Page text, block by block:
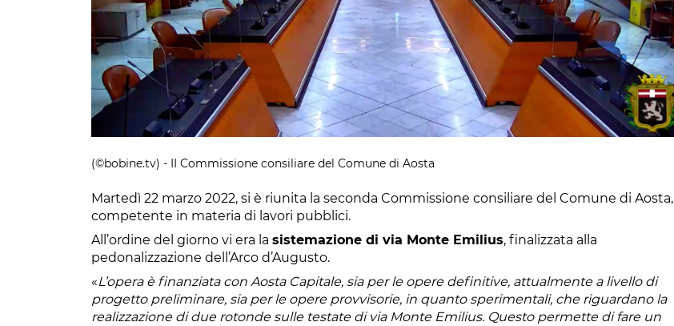
(©bobine.tv) - II Commissione consiliare del Comune di Aosta
Martedì 22 marzo 2022, si è riunita la seconda Commissione consiliare del Comune di Aosta,
competente in materia di lavori pubblici.
All’ordine del giorno vi era la sistemazione di via Monte Emilius, finalizzata alla
pedonalizzazione dell’Arco d’Augusto.
«L’opera è finanziata con Aosta Capitale, sia per le opere definitive, attualmente a livello di
progetto preliminare, sia per le opere provvisorie, in quanto sperimentali, che riguardano la
realizzazione di due rotonde sulle testate di via Monte Emilius. Questo permette di fare un